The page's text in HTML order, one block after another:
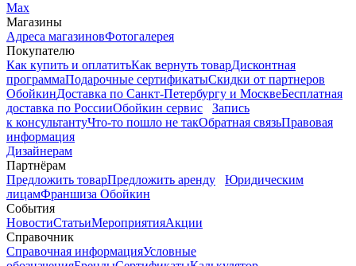
Max
Магазины
Адреса магазиновФотогалерея
Покупателю
Как купить и оплатитьКак вернуть товарДисконтная
программаПодарочные сертификатыСкидки от партнеров
ОбойкинДоставка по Санкт-Петербургу и МосквеБесплатная
доставка по РоссииОбойкин сервис
Запись
к консультантуЧто-то пошло не такОбратная связьПравовая
информация
Дизайнерам
Партнёрам
Предложить товарПредложить аренду
Юридическим
лицамФраншиза Обойкин
События
НовостиСтатьиМероприятияАкции
Справочник
Справочная информацияУсловные